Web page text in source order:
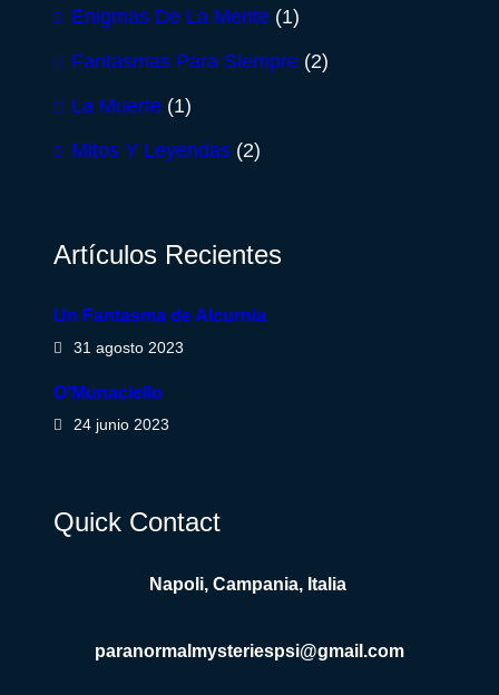
Enigmas De La Mente (1)
Fantasmas Para Siempre (2)
La Muerte (1)
Mitos Y Leyendas (2)
Artículos Recientes
Un Fantasma de Alcurnia
31 agosto 2023
O’Munaciello
24 junio 2023
Quick Contact
Napoli, Campania, Italia
paranormalmysteriespsi@gmail.com